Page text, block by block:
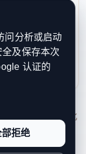
养殖，并开展
。”他介绍道。
工处理从当地
的箭鱿鱼、
验货加工后，
助海外华人快
务、投稿与权
本网站持续优化
升品牌信任感和
问分析或启动
及保存本次
认证的
部拒绝